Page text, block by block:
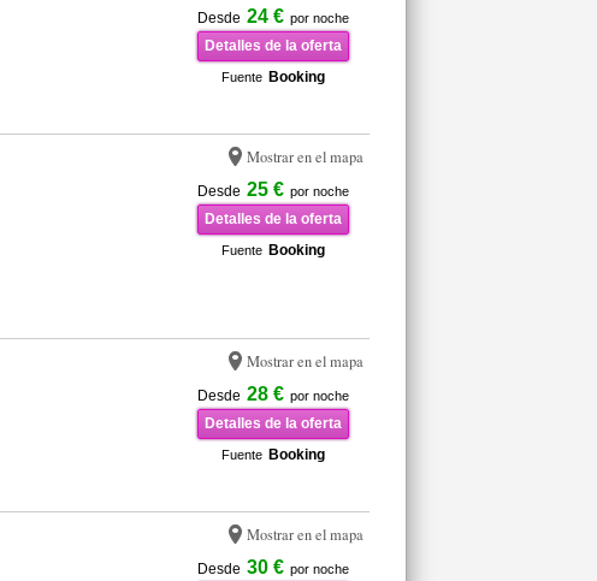
Desde 24 € por noche
Detalles de la oferta
Fuente Booking
Mostrar en el mapa
Desde 25 € por noche
Detalles de la oferta
Fuente Booking
Mostrar en el mapa
Desde 28 € por noche
Detalles de la oferta
Fuente Booking
Mostrar en el mapa
Desde 30 € por noche